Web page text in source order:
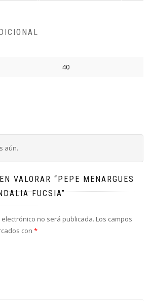
40
aún.
VALORAR “PEPE MENARGUES
FUCSIA”
no será publicada. Los campos
con *